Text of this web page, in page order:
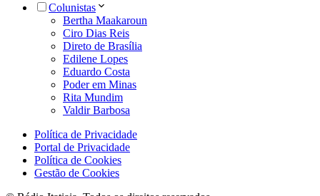
Colunistas
Bertha Maakaroun
Ciro Dias Reis
Direto de Brasília
Edilene Lopes
Eduardo Costa
Poder em Minas
Rita Mundim
Valdir Barbosa
Política de Privacidade
Portal de Privacidade
Política de Cookies
Gestão de Cookies